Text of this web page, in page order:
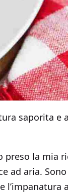
saporita e
preso la mia
ad aria. Sono
l’impanatura